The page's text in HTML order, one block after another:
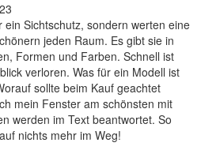
Sichtschutz, sondern werten eine
jeden Raum. Es gibt sie in
Formen und Farben. Schnell ist
verloren. Was für ein Modell ist
sollte beim Kauf geachtet
mein Fenster am schönsten mit
werden im Text beantwortet. So
nichts mehr im Weg!